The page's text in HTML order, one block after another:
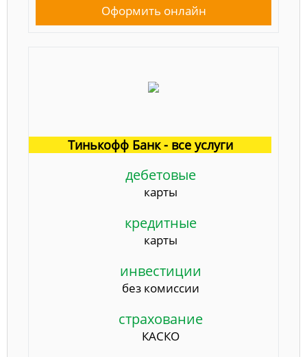
Оформить онлайн
Тинькофф Банк - все услуги
дебетовые
карты
кредитные
карты
инвестиции
без комиссии
страхование
КАСКО